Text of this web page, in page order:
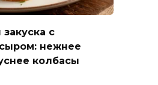
с
нежнее
колбасы